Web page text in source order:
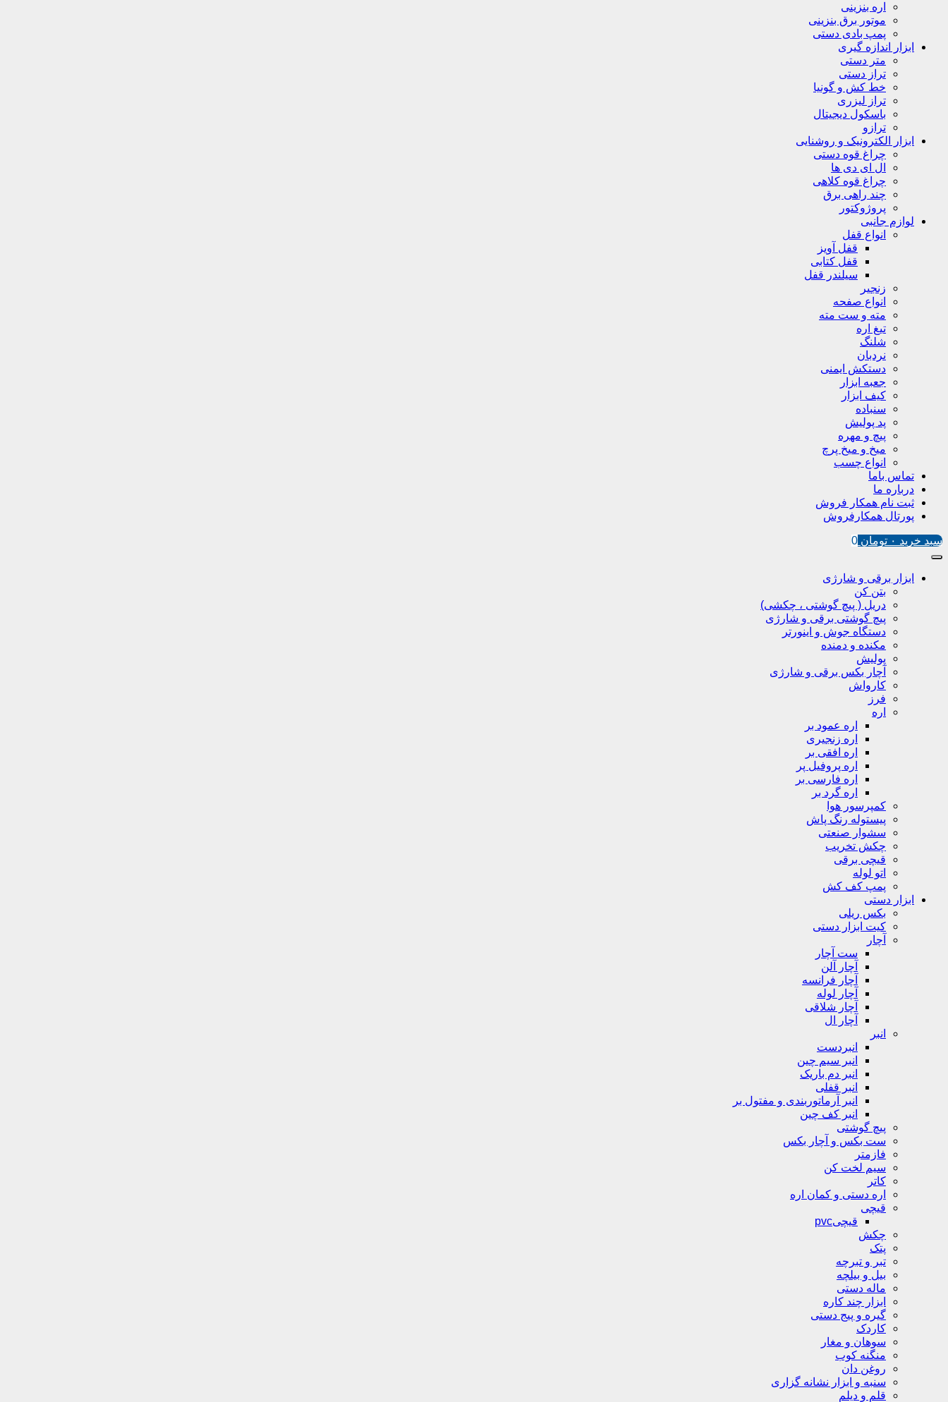
اره بنزینی
موتور برق بنزینی
پمپ بادی دستی
ابزار اندازه گیری
متر دستی
تراز دستی
خط کش و گونیا
تراز لیزری
باسکول دیجیتال
ترازو
ابزار الکترونیک و روشنایی
چراغ قوه دستی
ال ای دی ها
چراغ قوه کلاهی
چند راهی برق
پروژوکتور
لوازم جانبی
انواع قفل
قفل آویز
قفل کتابی
سیلندر قفل
زنجیر
انواع صفحه
مته و ست مته
تیغ اره
شلنگ
نردبان
دستکش ایمنی
جعبه ابزار
کیف ابزار
سنباده
پد پولیش
پیچ و مهره
میخ و میخ پرچ
انواع چسب
تماس باما
درباره ما
ثبت نام همکار فروش
پورتال همکارفروش
سبد خرید ۰ تومان 0
ابزار برقی و شارژی
بتن کن
دریل ( پیچ گوشتی ، چکشی)
پیچ گوشتی برقی و شارژی
دستگاه جوش و اینورتر
مکنده و دمنده
پولیش
آچار بکس برقی و شارژی
کارواش
فرز
اره
اره عمود بر
اره زنجیری
اره افقی بر
اره پروفیل پر
اره فارسی بر
اره گرد بر
کمپرسور هوا
پیستوله رنگ پاش
سشوار صنعتی
چکش تخریب
قیچی برقی
اتو لوله
پمپ کف کش
ابزار دستی
بکس ریلی
کیت ابزار دستی
آچار
ست آچار
آچار آلن
آچار فرانسه
آچار لوله
آچار شلاقی
آچار ال
انبر
انبردست
انبر سیم چین
انبر دم باریک
انبر قفلی
انبر آرماتوربندی و مفتول بر
انبر کف چین
پیچ گوشتی
ست بکس و آچار بکس
فازمتر
سیم لخت کن
کاتر
اره دستی و کمان اره
قیچی
قیچیpvc
چکش
پتک
تبر و تبرچه
بیل و بیلچه
ماله دستی
ابزار چند کاره
گیره و پیج دستی
کاردک
سوهان و مغار
منگنه کوب
روغن دان
سنبه و ابزار نشانه گزاری
قلم و دیلم